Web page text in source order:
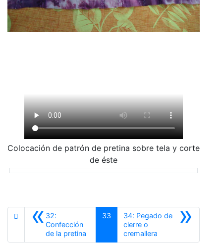
Colocación de patrón de pretina sobre tela y corte
de éste
«32:
Confección
de la pretina
33 »
34: Pegado de
cierre o
cremalleraSiguiente